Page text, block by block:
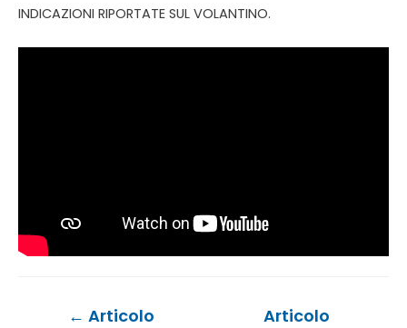
INDICAZIONI RIPORTATE SUL VOLANTINO.
Navigazione
← Articolo
Articolo